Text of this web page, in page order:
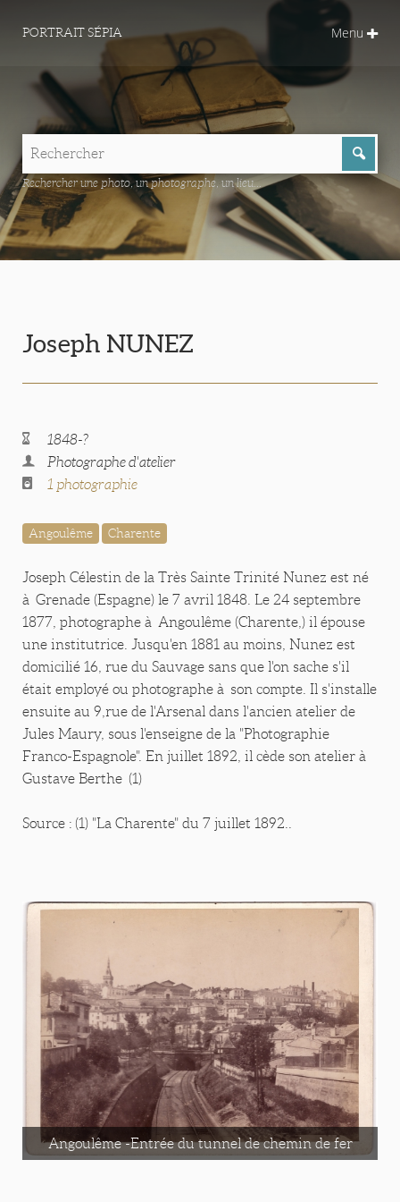
PORTRAIT SÉPIA Menu
Rechercher une photo, un photographe, un lieu...
Joseph NUNEZ
1848-?
Photographe d'atelier
1 photographie
Angoulême Charente
Joseph Célestin de la Très Sainte Trinité Nunez est né
à Grenade (Espagne) le 7 avril 1848. Le 24 septembre
1877, photographe à Angoulême (Charente,) il épouse
une institutrice. Jusqu'en 1881 au moins, Nunez est
domicilié 16, rue du Sauvage sans que l'on sache s'il
était employé ou photographe à son compte. Il s'installe
ensuite au 9,rue de l'Arsenal dans l'ancien atelier de
Jules Maury, sous l'enseigne de la "Photographie
Franco-Espagnole". En juillet 1892, il cède son atelier à
Gustave Berthe (1)
Source : (1) "La Charente" du 7 juillet 1892..
Angoulême -Entrée du tunnel de chemin de fer